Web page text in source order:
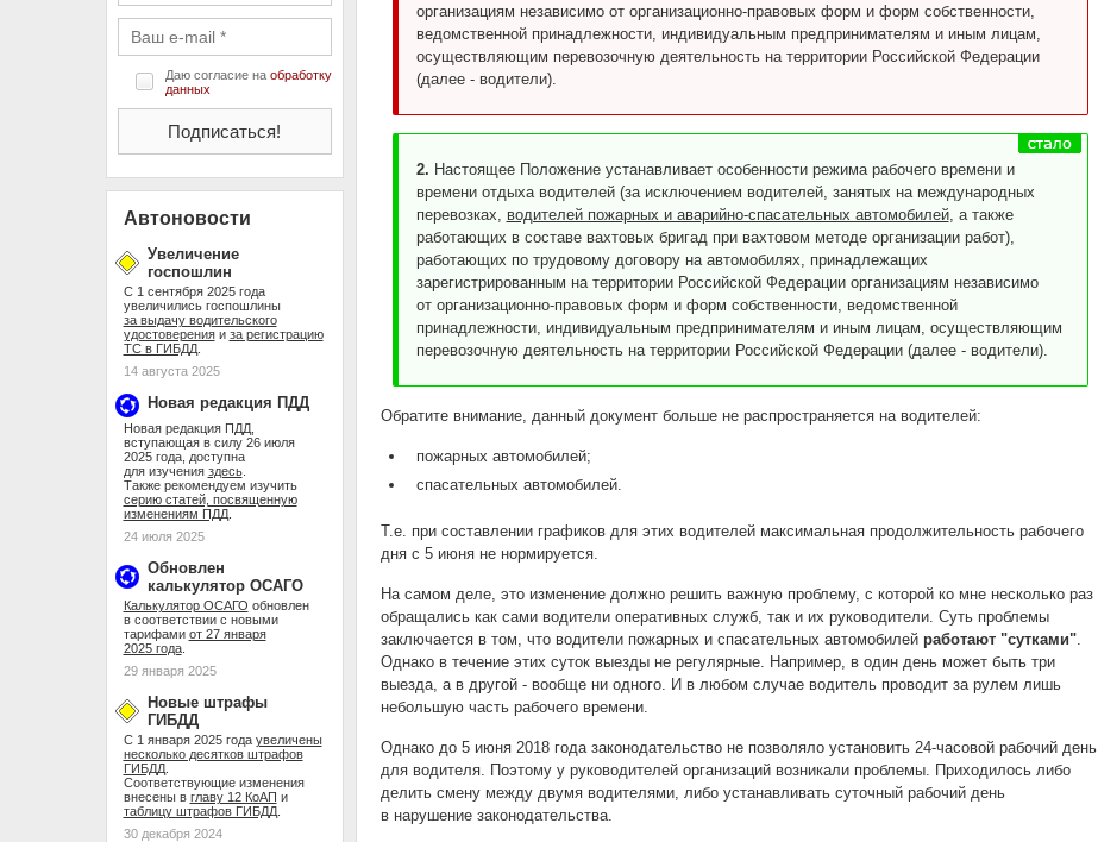
Даю согласие на обработку
данных
Автоновости
Увеличение
госпошлин
С 1 сентября 2025 года
увеличились госпошлины
за выдачу водительского
удостоверенияи за регистрацию
ТС в ГИБДД.
14 августа 2025
Новая редакция ПДД
Новая редакция ПДД,
вступающая в силу 26 июля
2025 года, доступна
для изучения здесь.
Также рекомендуем изучить
серию статей, посвященную
изменениям ПДД.
24 июля 2025
Обновлен
калькулятор ОСАГО
Калькулятор ОСАГО обновлен
в соответствии с новыми
тарифами от 27 января
2025 года.
29 января 2025
Новые штрафы
ГИБДД
С 1 января 2025 года увеличены
несколько десятков штрафов
ГИБДД.
Соответствующие изменения
внесены в главу 12 КоАП и
таблицу штрафов ГИБДД.
30 декабря 2024
организациям независимо от организационно-правовых форм и форм собственности,
ведомственной принадлежности, индивидуальным предпринимателям и иным лицам,
осуществляющим перевозочную деятельность на территории Российской Федерации
(далее - водители).
2. Настоящее Положение устанавливает особенности режима рабочего времени и
времени отдыха водителей (за исключением водителей, занятых на международных
перевозках, водителей пожарных и аварийно-спасательных автомобилей, а также
работающих в составе вахтовых бригад при вахтовом методе организации работ),
работающих по трудовому договору на автомобилях, принадлежащих
зарегистрированным на территории Российской Федерации организациям независимо
от организационно-правовых форм и форм собственности, ведомственной
принадлежности, индивидуальным предпринимателям и иным лицам, осуществляющим
перевозочную деятельность на территории Российской Федерации (далее - водители).
Обратите внимание, данный документ больше не распространяется на водителей:
пожарных автомобилей;
спасательных автомобилей.
Т.е. при составлении графиков для этих водителей максимальная продолжительность рабочего
дня с 5 июня не нормируется.
На самом деле, это изменение должно решить важную проблему, с которой ко мне несколько раз
обращались как сами водители оперативных служб, так и их руководители. Суть проблемы
заключается в том, что водители пожарных и спасательных автомобилей работают "сутками".
Однако в течение этих суток выезды не регулярные. Например, в один день может быть три
выезда, а в другой - вообще ни одного. И в любом случае водитель проводит за рулем лишь
небольшую часть рабочего времени.
Однако до 5 июня 2018 года законодательство не позволяло установить 24-часовой рабочий день
для водителя. Поэтому у руководителей организаций возникали проблемы. Приходилось либо
делить смену между двумя водителями, либо устанавливать суточный рабочий день
в нарушение законодательства.